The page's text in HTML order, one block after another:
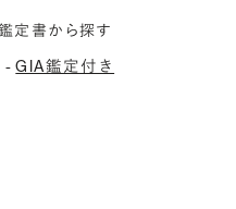
定書から探す
-GIA鑑定付き